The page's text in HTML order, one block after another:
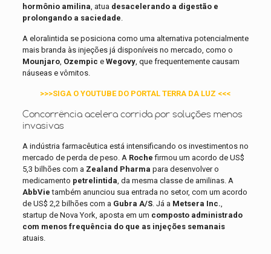
hormônio amilina , atua desacelerando a digestão e
prolongando a saciedade
A eloralintida se posiciona como uma alternativa potencialmente
mais branda às injeções já disponíveis no mercado, como o
Mounjaro, Ozempic e Wegovy, que frequentemente causam
náuseas e vômitos.
>>>SIGA O YOUTUBE DO PORTAL TERRA DA LUZ <<<
Concorrência acelera corrida por soluções menos
invasivas
A indústria farmacêutica está intensificando os investimentos no
mercado de perda de peso. A Roche firmou um acordo de US$
5,3 bilhões com a Zealand Pharma para desenvolver o
medicamento petrelintida , da mesma classe de amilinas. A
AbbVie também anunciou sua entrada no setor, com um acordo
de US$ 2,2 bilhões com a Gubra A/S. Já a Metsera Inc.
startup de Nova York, aposta em um composto administrado
com menos frequência do que as injeções semanais
atuais.